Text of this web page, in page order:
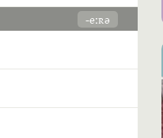
-eːʀə